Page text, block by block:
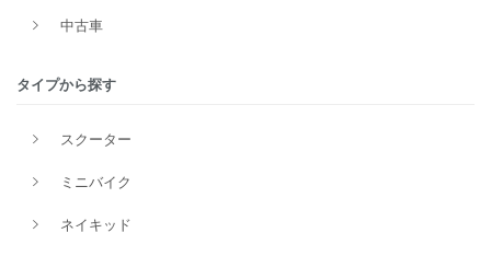
中古車
タイプから探す
スクーター
ミニバイク
ネイキッド
価格